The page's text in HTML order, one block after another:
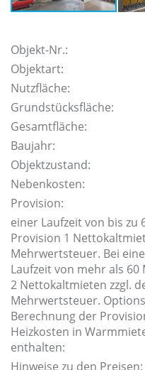
Objekt-Nr.:
Objektart:
Nutzfläche:
Grundstücksfläche:
Gesamtfläche:
Baujahr:
Objektzustand:
Nebenkosten:
Provision:
einer Laufzeit von bis
Provision 1
Mehrwertsteuer. Bei
Laufzeit von mehr als
2 Nettokaltmieten zzgl.
Mehrwertsteuer.
Berechnung der
Heizkosten in
enthalten:
Hinweise zu den Preisen: